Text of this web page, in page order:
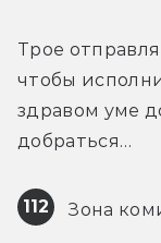
Трое
чтобы
здравом уме
добраться…
112 Зона